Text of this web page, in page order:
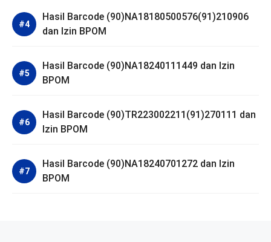
Hasil Barcode (90)NA18180500576(91)210906
dan Izin BPOM
Hasil Barcode (90)NA18240111449 dan Izin
BPOM
Hasil Barcode (90)TR223002211(91)270111 dan
Izin BPOM
Hasil Barcode (90)NA18240701272 dan Izin
BPOM